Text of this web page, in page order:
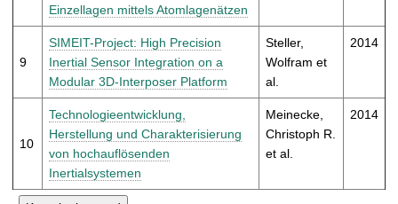
Einzellagen mittels Atomlagenätzen
9
SIMEIT-Project: High Precision
Inertial Sensor Integration on a
Modular 3D-Interposer Platform
Steller,
Wolfram et
al.
2014
10
Technologieentwicklung,
Herstellung und Charakterisierung
von hochauflösenden
Inertialsystemen
Meinecke,
Christoph R.
et al.
2014